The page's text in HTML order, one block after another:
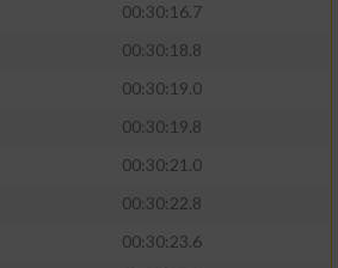
00:30:16.7
00:30:18.8
00:30:19.0
00:30:19.8
00:30:21.0
00:30:22.8
00:30:23.6